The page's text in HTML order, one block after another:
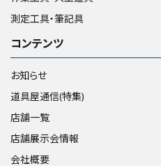
測定工具・筆記具
コンテンツ
お知らせ
道具屋通信(特集)
店舗一覧
店舗展示会情報
会社概要